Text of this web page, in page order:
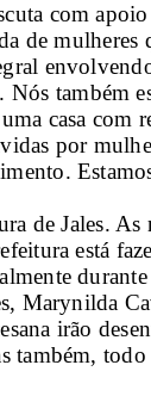
com
de mulheres
também
casa com
por
de Jales. As
está
Marynilda
irão
também,